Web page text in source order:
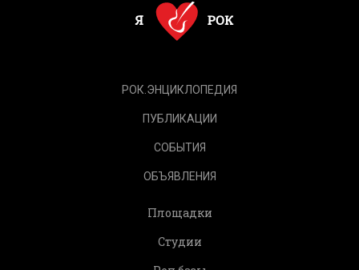
РОК.ЭНЦИКЛОПЕДИЯ
ПУБЛИКАЦИИ
СОБЫТИЯ
ОБЪЯВЛЕНИЯ
Площадки
Студии